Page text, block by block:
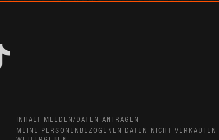
INHALT MELDEN/DATEN ANFRAGEN
MEINE PERSONENBEZOGENEN DATEN NICHT VERKAUFEN